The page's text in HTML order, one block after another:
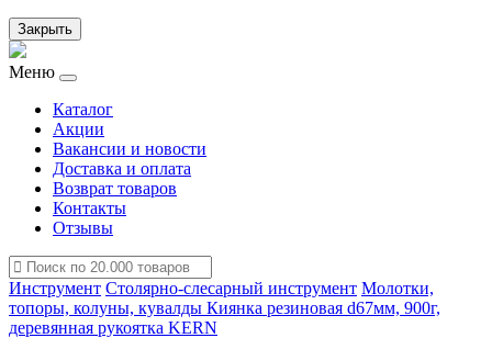
Закрыть
Меню
Каталог
Акции
Вакансии и новости
Доставка и оплата
Возврат товаров
Контакты
Отзывы
Инструмент Столярно-слесарный инструмент Молотки,
топоры, колуны, кувалды Киянка резиновая d67мм, 900г,
деревянная рукоятка KERN